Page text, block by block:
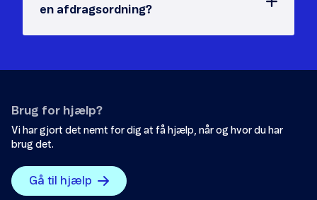
en afdragsordning?
Brug for hjælp?
Vi har gjort det nemt for dig at få hjælp, når og hvor du har
brug det.
Gå til hjælp